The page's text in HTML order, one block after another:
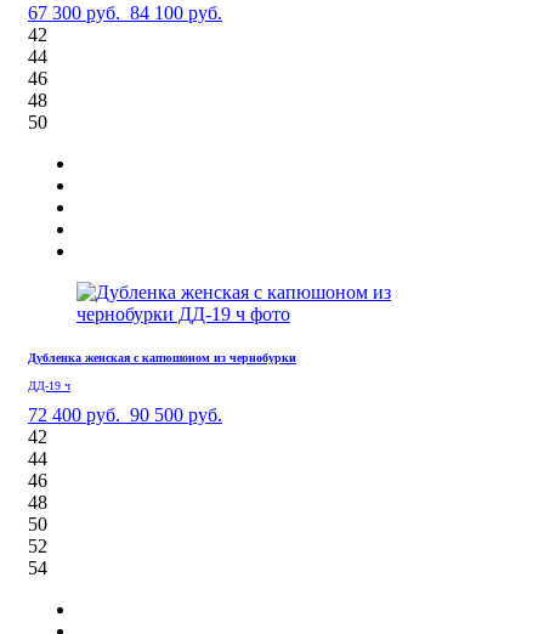
67 300 руб. 84 100 руб.
42
44
46
48
50
Дубленка женская с капюшоном из чернобурки
ДД-19 ч
72 400 руб. 90 500 руб.
42
44
46
48
50
52
54